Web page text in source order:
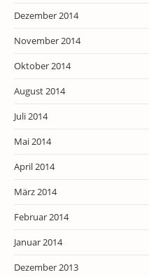
Dezember 2014
November 2014
Oktober 2014
August 2014
Juli 2014
Mai 2014
April 2014
März 2014
Februar 2014
Januar 2014
Dezember 2013